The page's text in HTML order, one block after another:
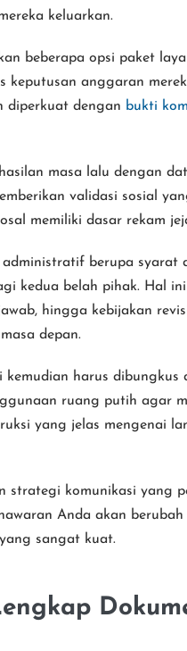
keluarkan.
beberapa opsi paket
keputusan anggaran
diperkuat dengan bukti
masa lalu dengan
validasi sosial
memiliki dasar rekam
berupa syarat
kedua belah pihak. Hal
hingga kebijakan
depan.
kemudian harus
ruang putih agar
yang jelas mengenai
strategi komunikasi yang
Anda akan
sangat kuat.